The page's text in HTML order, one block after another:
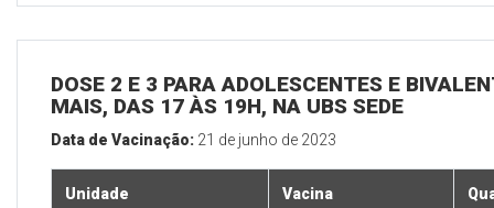
DOSE 2 E 3 PARA ADOLESCENTES E
MAIS, DAS 17 ÀS 19H, NA UBS SEDE
Data de Vacinação: 21 de junho de 2023
Unidade Vacina